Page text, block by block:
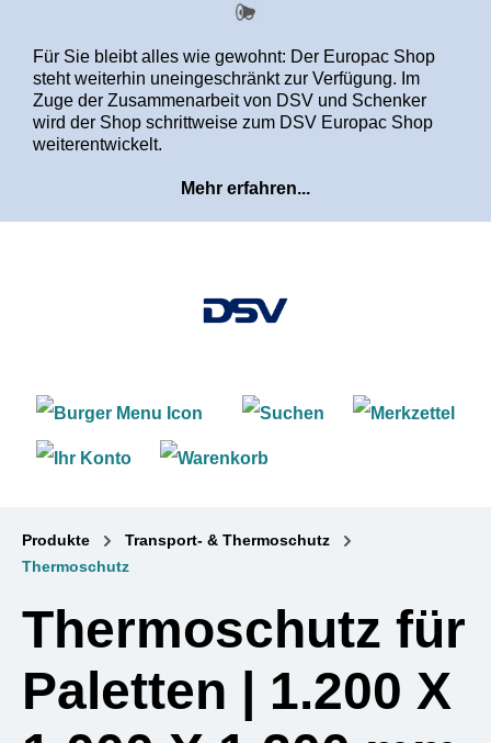
Für Sie bleibt alles wie gewohnt: Der Europac Shop
steht weiterhin uneingeschränkt zur Verfügung. Im
Zuge der Zusammenarbeit von DSV und Schenker
wird der Shop schrittweise zum DSV Europac Shop
weiterentwickelt.
Mehr erfahren...
Produkte
Transport- & Thermoschutz
Thermoschutz
Thermoschutz für
Paletten | 1.200 X